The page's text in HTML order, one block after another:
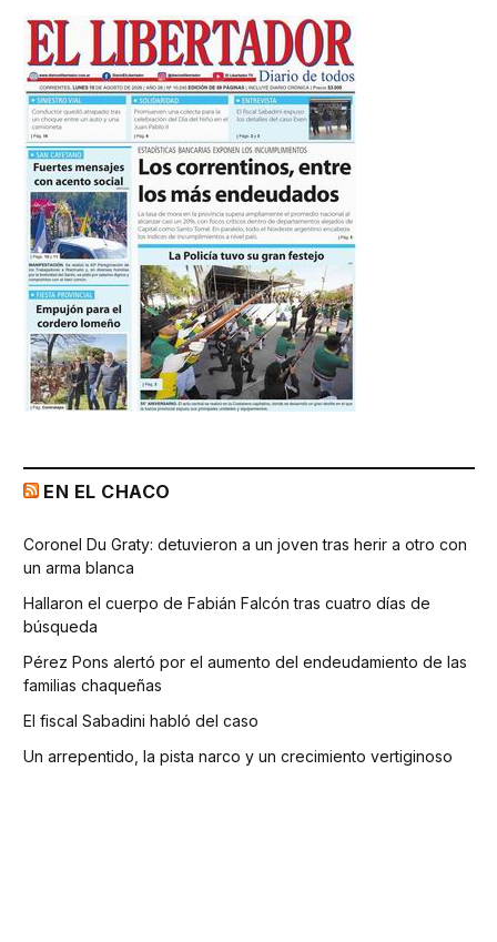
EN EL CHACO
Coronel Du Graty: detuvieron a un joven tras herir a otro con
un arma blanca
Hallaron el cuerpo de Fabián Falcón tras cuatro días de
búsqueda
Pérez Pons alertó por el aumento del endeudamiento de las
familias chaqueñas
El fiscal Sabadini habló del caso
Un arrepentido, la pista narco y un crecimiento vertiginoso